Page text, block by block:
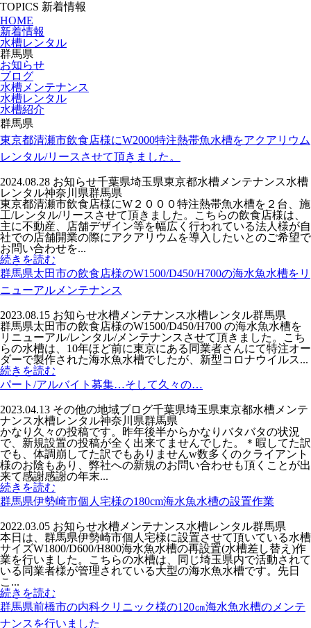
TOPICS 新着情報
HOME
新着情報
水槽レンタル
群馬県
お知らせ
ブログ
水槽メンテナンス
水槽レンタル
水槽紹介
群馬県
東京都清瀬市飲食店様にW2000特注熱帯魚水槽をアクアリウム
レンタル/リースさせて頂きました。
2024.08.28 お知らせ千葉県埼玉県東京都水槽メンテナンス水槽
レンタル神奈川県群馬県
東京都清瀬市飲食店様にW２０００特注熱帯魚水槽を２台、施
工/レンタル/リースさせて頂きました。こちらの飲食店様は、
主に不動産、店舗デザイン等を幅広く行われている法人様が自
社での店舗開業の際にアクアリウムを導入したいとのご希望で
お問い合わせを...
続きを読む
群馬県太田市の飲食店様のW1500/D450/H700の海水魚水槽をリ
ニューアルメンテナンス
2023.08.15 お知らせ水槽メンテナンス水槽レンタル群馬県
群馬県太田市の飲食店様のW1500/D450/H700 の海水魚水槽を
リニューアル/レンタル/メンテナンスさせて頂きました。こち
らの水槽は、10年ほど前に東京にある同業者さんにて特注オー
ダーで製作された海水魚水槽でしたが、新型コロナウイルス...
続きを読む
パート/アルバイト募集…そして久々の…
2023.04.13 その他の地域ブログ千葉県埼玉県東京都水槽メンテ
ナンス水槽レンタル神奈川県群馬県
かなり久々の投稿です。昨年後半からかなりバタバタの状況
で、新規設置の投稿が全く出来てませんでした。＊暇してた訳
でも、体調崩してた訳でもありませんw数多くのクライアント
様のお陰もあり、弊社への新規のお問い合わせも頂くことが出
来て感謝感謝の年末...
続きを読む
群馬県伊勢崎市個人宅様の180cm海水魚水槽の設置作業
2022.03.05 お知らせ水槽メンテナンス水槽レンタル群馬県
本日は、群馬県伊勢崎市個人宅様に設置させて頂いている水槽
サイズW1800/D600/H800海水魚水槽の再設置(水槽差し替え)作
業を行いました。こちらの水槽は、同じ埼玉県内で活動されて
いる同業者様が管理されている大型の海水魚水槽です。先日
こ...
続きを読む
群馬県前橋市の内科クリニック様の120㎝海水魚水槽のメンテ
ナンスを行いました